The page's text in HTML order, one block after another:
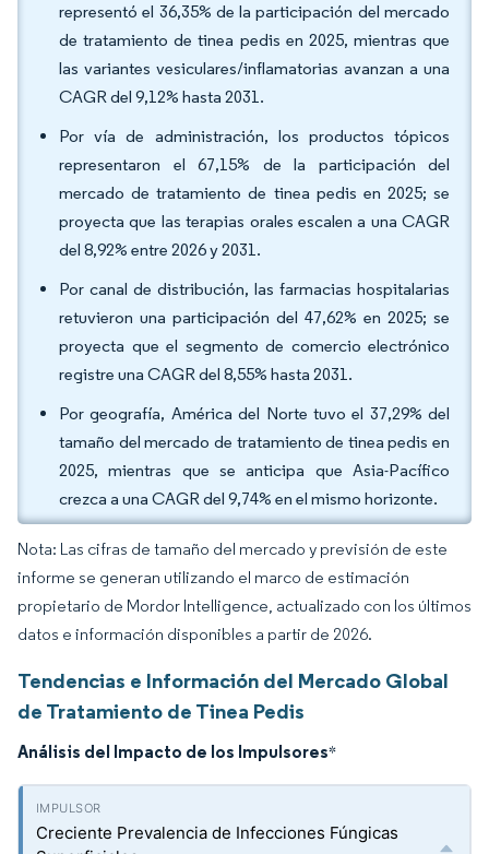
representó el 36,35% de la participación del mercado
de tratamiento de tinea pedis en 2025, mientras que
las variantes vesiculares/inflamatorias avanzan a una
CAGR del 9,12% hasta 2031.
Por vía de administración, los productos tópicos
representaron el 67,15% de la participación del
mercado de tratamiento de tinea pedis en 2025; se
proyecta que las terapias orales escalen a una CAGR
del 8,92% entre 2026 y 2031.
Por canal de distribución, las farmacias hospitalarias
retuvieron una participación del 47,62% en 2025; se
proyecta que el segmento de comercio electrónico
registre una CAGR del 8,55% hasta 2031.
Por geografía, América del Norte tuvo el 37,29% del
tamaño del mercado de tratamiento de tinea pedis en
2025, mientras que se anticipa que Asia-Pacífico
crezca a una CAGR del 9,74% en el mismo horizonte.
Nota: Las cifras de tamaño del mercado y previsión de este
informe se generan utilizando el marco de estimación
propietario de Mordor Intelligence, actualizado con los últimos
datos e información disponibles a partir de 2026.
Tendencias e Información del Mercado Global
de Tratamiento de Tinea Pedis
Análisis del Impacto de los Impulsores*
Creciente Prevalencia de Infecciones Fúngicas